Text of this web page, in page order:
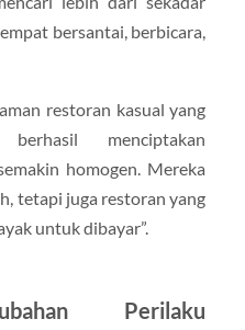
bersantai, berbicara,
restoran kasual yang
berhasil menciptakan
homogen. Mereka
tetapi juga restoran yang
untuk dibayar”.
Perilaku